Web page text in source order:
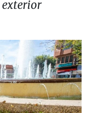
exterior